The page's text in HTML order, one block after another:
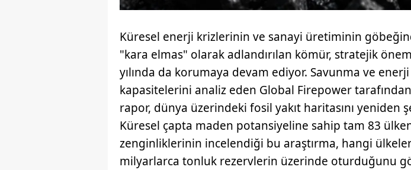
Küresel enerji krizlerinin ve sanayi üretiminin
"kara elmas" olarak adlandırılan kömür, stratejik
yılında da korumaya devam ediyor. Savunma ve enerji
kapasitelerini analiz eden Global Firepower
rapor, dünya üzerindeki fosil yakıt haritasını yeniden
Küresel çapta maden potansiyeline sahip tam 83
zenginliklerinin incelendiği bu araştırma, hangi
milyarlarca tonluk rezervlerin üzerinde oturduğunu